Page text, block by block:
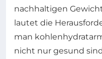
nachhaltigen
lautet die
man
nicht nur gesund